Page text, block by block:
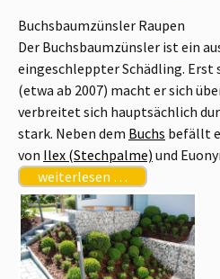
Buchsbaumzünsler Raupen
Der Buchsbaumzünsler ist ein
eingeschleppter Schädling.
(etwa ab 2007) macht er sich
verbreitet sich hauptsächlich
stark. Neben dem Buchs befällt
von Ilex (Stechpalme) und
weiterlesen …